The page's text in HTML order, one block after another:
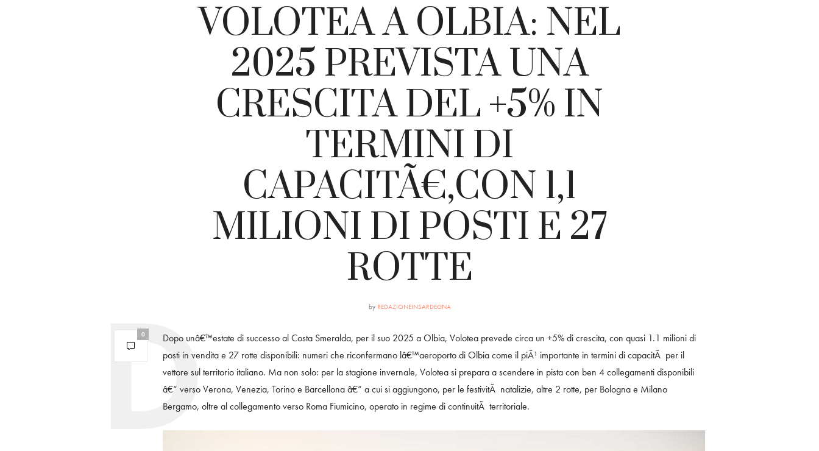
VOLOTEA A OLBIA: NEL
2025 PREVISTA UNA
CRESCITA DEL +5% IN
TERMINI DI
CAPACITÃ€,CON 1,1
MILIONI DI POSTI E 27
ROTTE
by REDAZIONEINSARDEGNA
0
Dopo unâ€™estate di successo al Costa Smeralda, per il suo 2025 a Olbia, Volotea prevede circa un +5% di crescita, con quasi 1.1 milioni di
posti in vendita e 27 rotte disponibili: numeri che riconfermano lâ€™aeroporto di Olbia come il piÃ¹ importante in termini di capacitÃ per il
vettore sul territorio italiano. Ma non solo: per la stagione invernale, Volotea si prepara a scendere in pista con ben 4 collegamenti disponibili
â€“ verso Verona, Venezia, Torino e Barcellona â€“ a cui si aggiungono, per le festivitÃ natalizie, altre 2 rotte, per Bologna e Milano
Bergamo, oltre al collegamento verso Roma Fiumicino, operato in regime di continuitÃ territoriale.